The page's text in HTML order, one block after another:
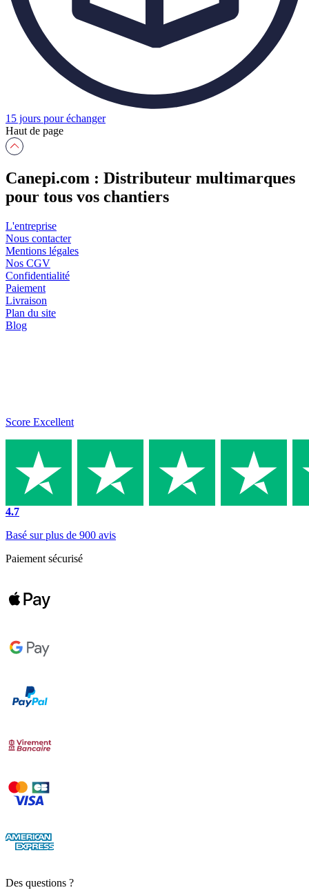
15 jours pour échanger
Haut de page
Canepi.com : Distributeur multimarques
pour tous vos chantiers
L'entreprise
Nous contacter
Mentions légales
Nos CGV
Confidentialité
Paiement
Livraison
Plan du site
Blog
Score Excellent
4.7
Basé sur plus de 900 avis
Paiement sécurisé
Des questions ?